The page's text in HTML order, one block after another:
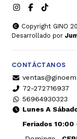
Copyright GINO
Desarrollado por
CONTÁCTANOS
72-272716937
56964930323
Lunes A
Feriados 10:00